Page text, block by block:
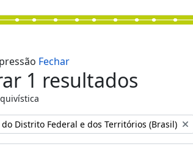
Fechar
1 resultados
Distrito Federal e dos Territórios (Brasil)